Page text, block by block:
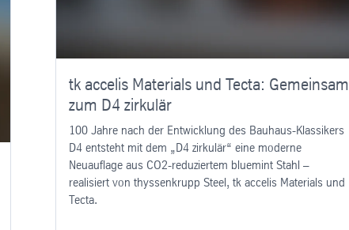
tk accelis Materials und Tecta: Gemeinsam
zum D4 zirkulär
100 Jahre nach der Entwicklung des Bauhaus-Klassikers
D4 entsteht mit dem „D4 zirkulär“ eine moderne
Neuauflage aus CO2-reduziertem bluemint Stahl –
realisiert von thyssenkrupp Steel, tk accelis Materials und
Tecta.